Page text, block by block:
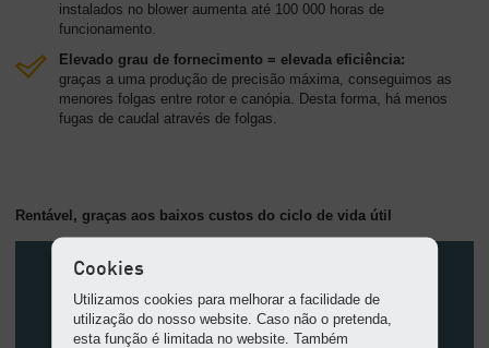
instalados no blower aumenta até 100 000 horas de
funcionamento.
Elevado grau de fornecimento = elevada eficiência:
graças a uma produção de precisão máxima, conseguimos as
menores folgas entre rotor e canópia. Desta forma, há menos
fugas de caudal através de folgas.
Rentável, graças aos baixos custos do ciclo de vida útil
Cookies
Utilizamos cookies para melhorar a facilidade de
utilização do nosso website. Caso não o pretenda,
esta função é limitada no website. Também